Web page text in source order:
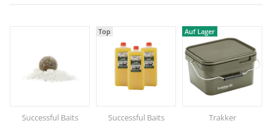
Successful Baits
Top
Successful Baits
Auf Lager
Trakker